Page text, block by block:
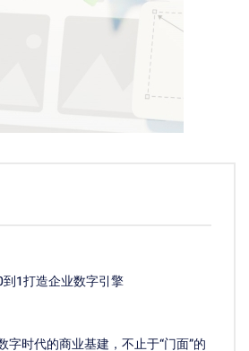
1打造企业数字引擎
字时代的商业基建，不止于“门面”的